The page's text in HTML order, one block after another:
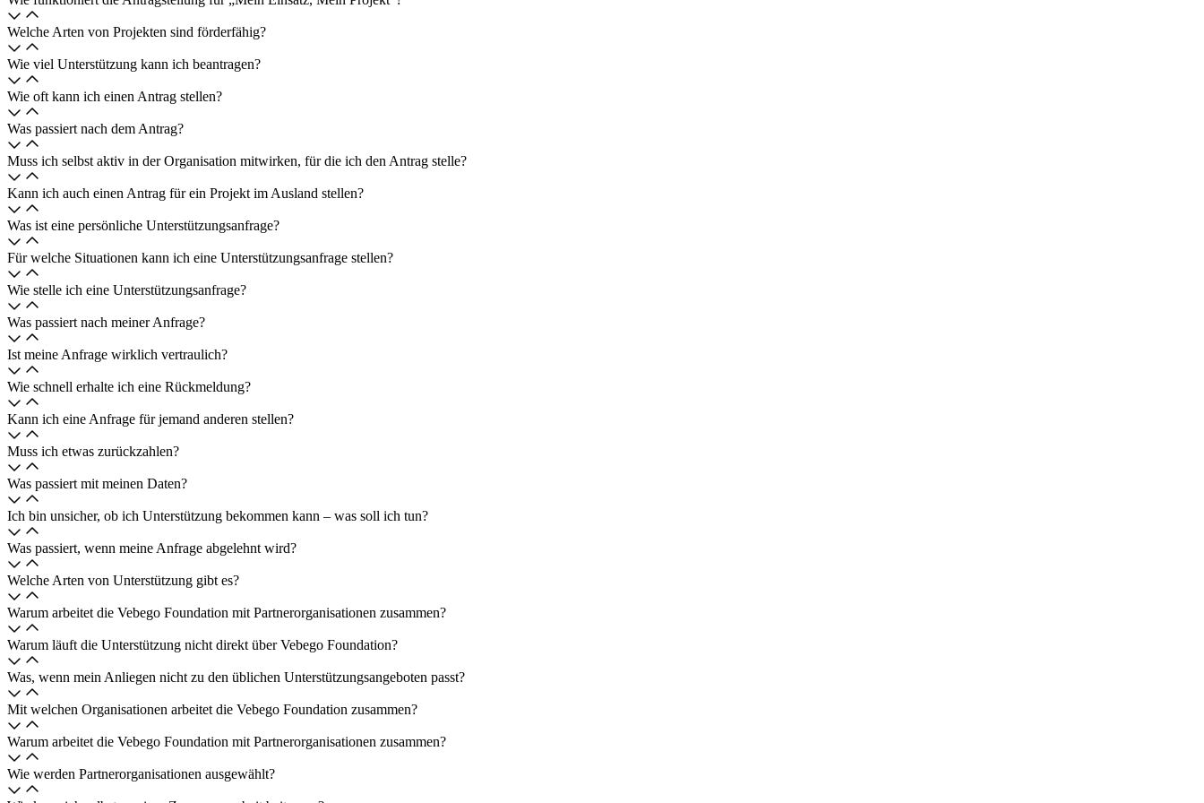
Welche Arten von Projekten sind förderfähig?
Wie viel Unterstützung kann ich beantragen?
Wie oft kann ich einen Antrag stellen?
Was passiert nach dem Antrag?
Muss ich selbst aktiv in der Organisation mitwirken, für die ich den Antrag stelle?
Kann ich auch einen Antrag für ein Projekt im Ausland stellen?
Was ist eine persönliche Unterstützungsanfrage?
Für welche Situationen kann ich eine Unterstützungsanfrage stellen?
Wie stelle ich eine Unterstützungsanfrage?
Was passiert nach meiner Anfrage?
Ist meine Anfrage wirklich vertraulich?
Wie schnell erhalte ich eine Rückmeldung?
Kann ich eine Anfrage für jemand anderen stellen?
Muss ich etwas zurückzahlen?
Was passiert mit meinen Daten?
Ich bin unsicher, ob ich Unterstützung bekommen kann – was soll ich tun?
Was passiert, wenn meine Anfrage abgelehnt wird?
Welche Arten von Unterstützung gibt es?
Warum arbeitet die Vebego Foundation mit Partnerorganisationen zusammen?
Warum läuft die Unterstützung nicht direkt über Vebego Foundation?
Was, wenn mein Anliegen nicht zu den üblichen Unterstützungsangeboten passt?
Mit welchen Organisationen arbeitet die Vebego Foundation zusammen?
Warum arbeitet die Vebego Foundation mit Partnerorganisationen zusammen?
Wie werden Partnerorganisationen ausgewählt?